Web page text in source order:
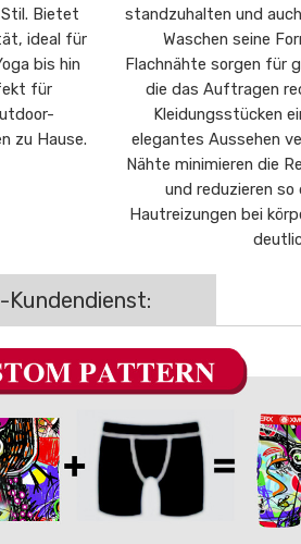
Bietet
ideal für
bis hin
für
zu Hause.
standzuhalten und
Waschen seine
Flachnähte sorgen für
die das Auftragen
Kleidungsstücken
elegantes Aussehen
Nähte minimieren die
und reduzieren so
Hautreizungen bei